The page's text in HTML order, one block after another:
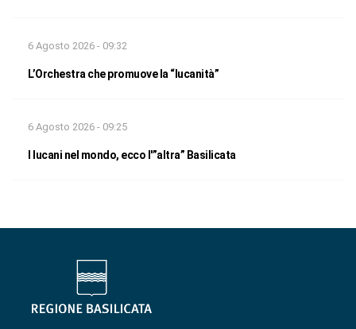
6 Agosto 2026 - 09:32
L’Orchestra che promuove la “lucanità”
6 Agosto 2026 - 09:25
I lucani nel mondo, ecco l'”altra” Basilicata